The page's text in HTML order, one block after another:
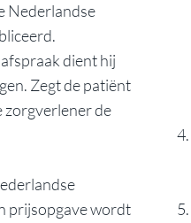
Nederlandse
dient hij
Zegt de patiënt
zorgverlener de
prijsopgave wordt